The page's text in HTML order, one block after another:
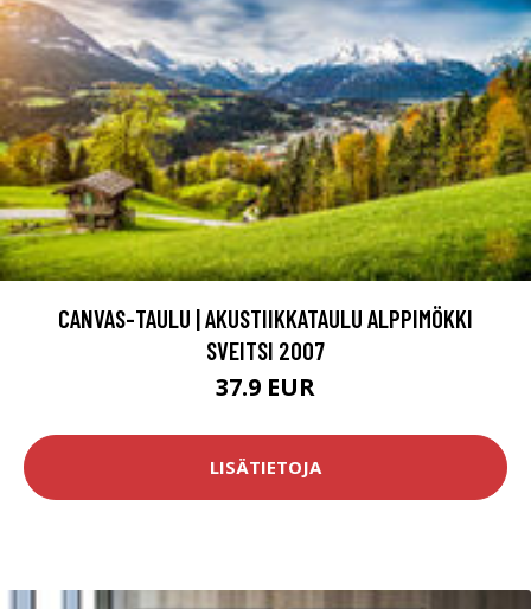
CANVAS-TAULU | AKUSTIIKKATAULU ALPPIMÖKKI
SVEITSI 2007
37.9 EUR
LISÄTIETOJA